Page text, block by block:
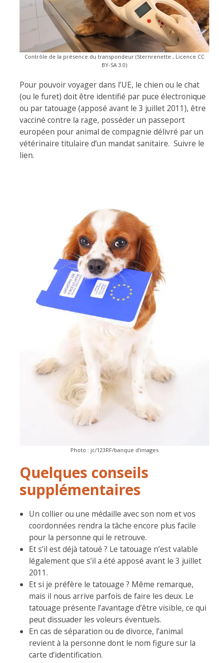
Contrôle de la présence du transpondeur (Sternrenette , Licence CC
BY-SA 3.0)
Pour pouvoir voyager dans l’UE, le chien ou le chat
(ou le furet) doit être identifié par puce électronique
ou par tatouage (apposé avant le 3 juillet 2011), être
vacciné contre la rage, posséder un passeport
européen pour animal de compagnie délivré par un
vétérinaire titulaire d’un mandat sanitaire. Suivre le
lien.
Photo : jc/123RF/banque d’images
Quelques conseils
supplémentaires
Un collier ou une médaille avec son nom et vos
coordonnées rendra la tâche encore plus facile
pour la personne qui le retrouve.
Et s’il est déjà tatoué ? Le tatouage n’est valable
légalement que s’il a été apposé avant le 3 juillet
2011.
Et si je préfère le tatouage ? Même remarque,
mais il nous arrive parfois de faire les deux. Le
tatouage présente l’avantage d’être visible, ce qui
peut dissuader les voleurs éventuels.
En cas de séparation ou de divorce, l’animal
revient à la personne dont le nom figure sur la
carte d’identification.